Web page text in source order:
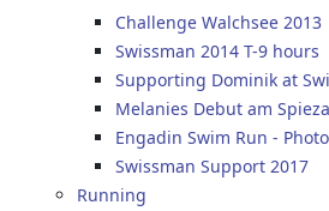
Challenge Walchsee 2013
Swissman 2014 T-9 hours
Supporting Dominik at
Melanies Debut am
Engadin Swim Run -
Swissman Support 2017
Running